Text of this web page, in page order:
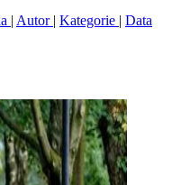
| Autor | Kategorie | Data